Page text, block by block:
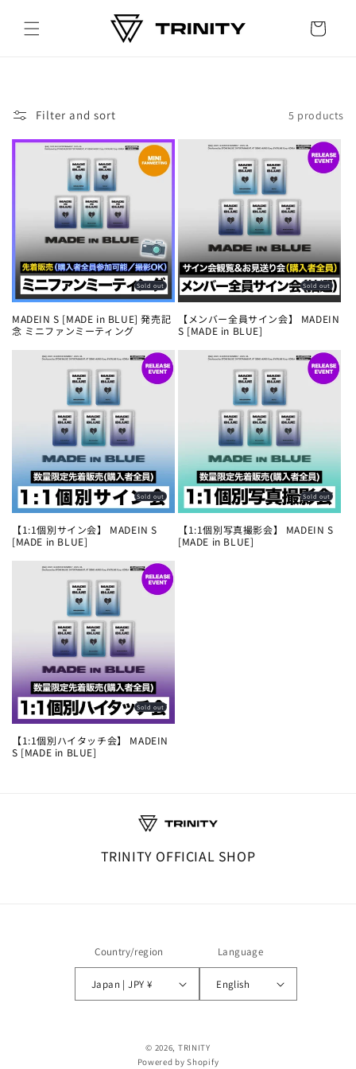
content
Cart
Filter and sort 5 products
Sold out
MADEIN S [MADE in BLUE] 発売記
念 ミニファンミーティング
Sold out
【メンバー全員サイン会】 MADEIN
S [MADE in BLUE]
Sold out
【1:1個別サイン会】 MADEIN S
[MADE in BLUE]
Sold out
【1:1個別写真撮影会】 MADEIN S
[MADE in BLUE]
Sold out
【1:1個別ハイタッチ会】 MADEIN
S [MADE in BLUE]
TRINITY OFFICIAL SHOP
Country/region
Japan | JPY ¥
Language
English
© 2026, TRINITY
Powered by Shopify